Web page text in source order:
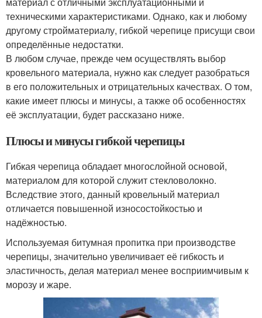
техническими характеристиками. Однако, как и любому
другому стройматериалу, гибкой черепице присущи свои
определённые недостатки.
В любом случае, прежде чем осуществлять выбор
кровельного материала, нужно как следует разобраться
в его положительных и отрицательных качествах. О том,
какие имеет плюсы и минусы, а также об особенностях
её эксплуатации, будет рассказано ниже.
Плюсы и минусы гибкой черепицы
Гибкая черепица обладает многослойной основой,
материалом для которой служит стекловолокно.
Вследствие этого, данный кровельный материал
отличается повышенной износостойкостью и
надёжностью.
Используемая битумная пропитка при производстве
черепицы, значительно увеличивает её гибкость и
эластичность, делая материал менее восприимчивым к
морозу и жаре.